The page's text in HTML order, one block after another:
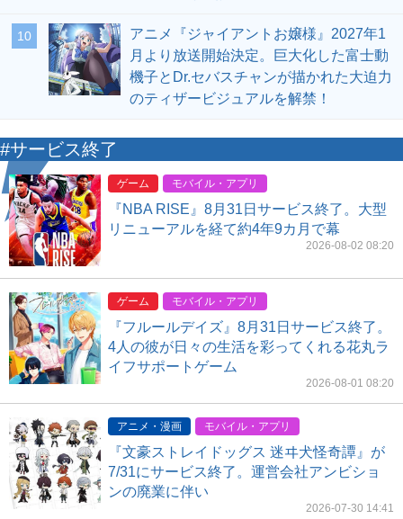
10
アニメ『ジャイアントお嬢様』2027年1
月より放送開始決定。巨大化した富士動
機子とDr.セバスチャンが描かれた大迫力
のティザービジュアルを解禁！
#サービス終了
ゲーム モバイル・アプリ
『NBA RISE』8月31日サービス終了。大型
リニューアルを経て約4年9カ月で幕
2026-08-02 08:20
ゲーム モバイル・アプリ
『フルールデイズ』8月31日サービス終了。
4人の彼が日々の生活を彩ってくれる花丸ラ
イフサポートゲーム
2026-08-01 08:20
アニメ・漫画 モバイル・アプリ
『文豪ストレイドッグス 迷ヰ犬怪奇譚』が
7/31にサービス終了。運営会社アンビショ
ンの廃業に伴い
2026-07-30 14:41